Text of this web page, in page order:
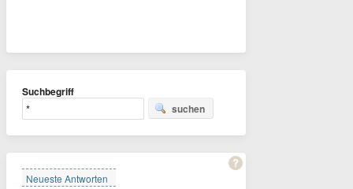
Suchbegriff
suchen
Neueste Antworten